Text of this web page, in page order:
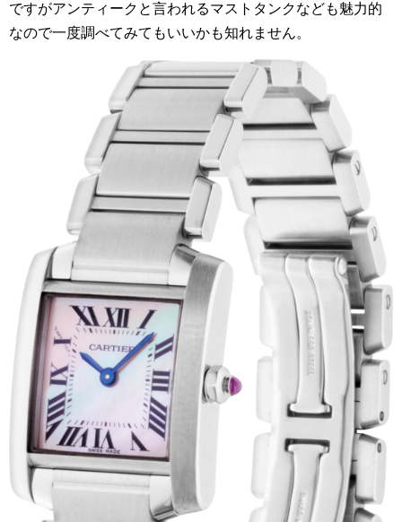
ですがアンティークと言われるマストタンクなども魅力的
なので一度調べてみてもいいかも知れません。